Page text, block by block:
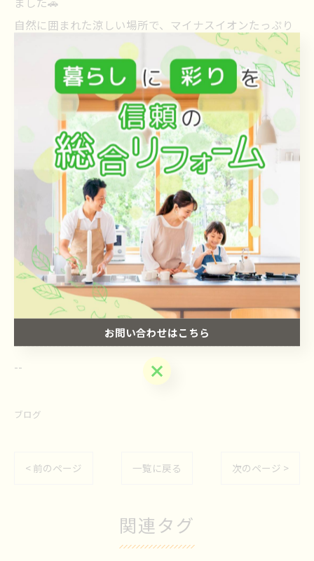
自然に囲まれた涼しい場所で、マイナスイオンたっぷり
子どもたちも大喜びで、とてもリフレッシュできました
しっかりリフレッシュできたので、またお客様に喜んで
いただけるよう頑張ります！
--------------------------------------------------------------------
福岡県遠賀郡芦屋町山鹿961-1
電話番号 : 093-701-8720
FAX番号 :093-701-8721
--------------------------------------------------------------------
--
ブログ
< 前のページ 一覧に戻る 次のページ >
関連タグ
お問い合わせはこちら
お問い合わせはこちら